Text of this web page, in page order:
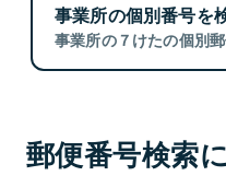
事業所の個別番号を
事業所の７けたの個別
郵便番号検索